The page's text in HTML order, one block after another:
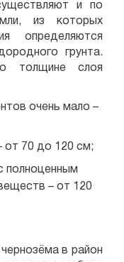
и по
из которых
определяются
грунта.
толщине слоя
очень мало –
от 70 до 120 см;
полноценным
– от 120
в район